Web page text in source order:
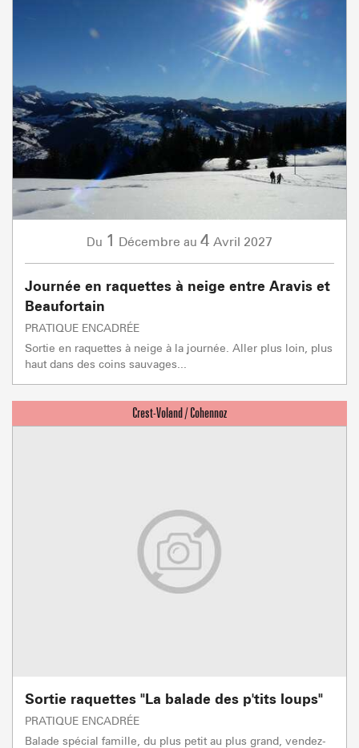
Du 1 Décembre au 4 Avril 2027
Journée en raquettes à neige entre Aravis et
Beaufortain
PRATIQUE ENCADRÉE
Sortie en raquettes à neige à la journée. Aller plus loin, plus
haut dans des coins sauvages...
Sortie raquettes "La balade des p'tits loups"
PRATIQUE ENCADRÉE
Balade spécial famille, du plus petit au plus grand, vendez-